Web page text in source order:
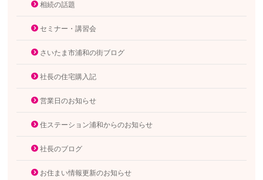
相続の話題
セミナー・講習会
さいたま市浦和の街ブログ
社長の住宅購入記
営業日のお知らせ
住ステーション浦和からのお知らせ
社長のブログ
お住まい情報更新のお知らせ